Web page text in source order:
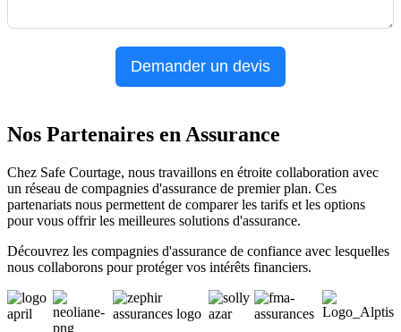
Demander un devis
Nos Partenaires en Assurance
Chez Safe Courtage, nous travaillons en étroite collaboration avec
un réseau de compagnies d'assurance de premier plan. Ces
partenariats nous permettent de comparer les tarifs et les options
pour vous offrir les meilleures solutions d'assurance.
Découvrez les compagnies d'assurance de confiance avec lesquelles
nous collaborons pour protéger vos intérêts financiers.